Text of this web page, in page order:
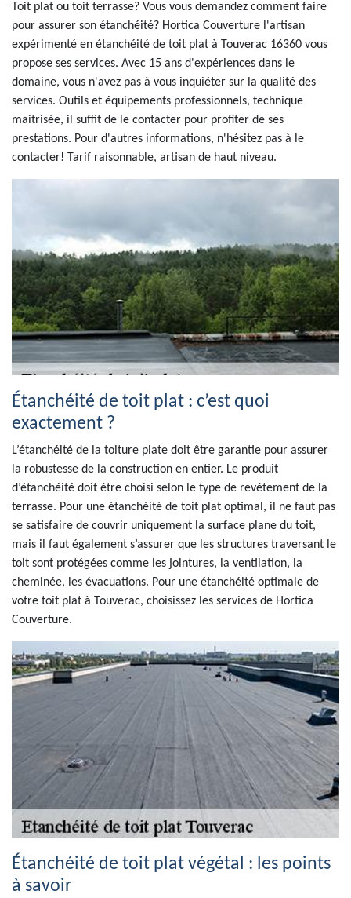
Toit plat ou toit terrasse? Vous vous demandez comment faire
pour assurer son étanchéité? Hortica Couverture l'artisan
expérimenté en étanchéité de toit plat à Touverac 16360 vous
propose ses services. Avec 15 ans d'expériences dans le
domaine, vous n'avez pas à vous inquiéter sur la qualité des
services. Outils et équipements professionnels, technique
maitrisée, il suffit de le contacter pour profiter de ses
prestations. Pour d'autres informations, n'hésitez pas à le
contacter! Tarif raisonnable, artisan de haut niveau.
Étanchéité de toit plat : c’est quoi
exactement ?
L’étanchéité de la toiture plate doit être garantie pour assurer
la robustesse de la construction en entier. Le produit
d’étanchéité doit être choisi selon le type de revêtement de la
terrasse. Pour une étanchéité de toit plat optimal, il ne faut pas
se satisfaire de couvrir uniquement la surface plane du toit,
mais il faut également s’assurer que les structures traversant le
toit sont protégées comme les jointures, la ventilation, la
cheminée, les évacuations. Pour une étanchéité optimale de
votre toit plat à Touverac, choisissez les services de Hortica
Couverture.
Étanchéité de toit plat végétal : les points
à savoir